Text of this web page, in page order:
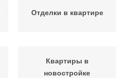
Отделки в квартире
Квартиры в
новостройке